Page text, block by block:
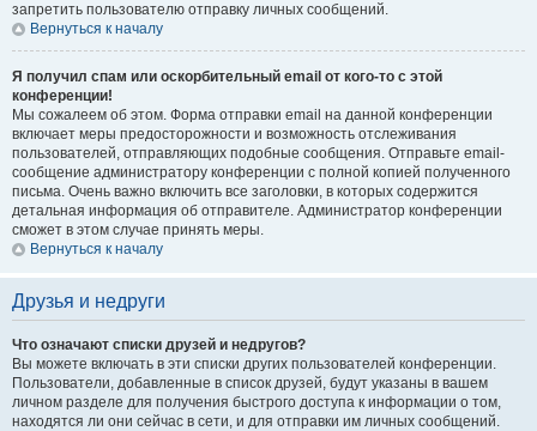
запретить пользователю отправку личных сообщений.
Вернуться к началу
Я получил спам или оскорбительный email от кого-то с этой
конференции!
Мы сожалеем об этом. Форма отправки email на данной конференции
включает меры предосторожности и возможность отслеживания
пользователей, отправляющих подобные сообщения. Отправьте email-
сообщение администратору конференции с полной копией полученного
письма. Очень важно включить все заголовки, в которых содержится
детальная информация об отправителе. Администратор конференции
сможет в этом случае принять меры.
Вернуться к началу
Друзья и недруги
Что означают списки друзей и недругов?
Вы можете включать в эти списки других пользователей конференции.
Пользователи, добавленные в список друзей, будут указаны в вашем
личном разделе для получения быстрого доступа к информации о том,
находятся ли они сейчас в сети, и для отправки им личных сообщений.